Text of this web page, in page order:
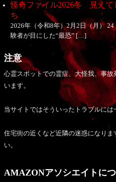
怪奇ファイル2026冬 見え
ち
2026年（令和8年）2月2日（月）
験者が目にした“最恐” […]
注意
心霊スポットでの霊症、大怪我、事
います。
当サイトではそういったトラブルには
住宅街の近くなど近隣の迷惑になり
い。
AMAZONアソシエイトに